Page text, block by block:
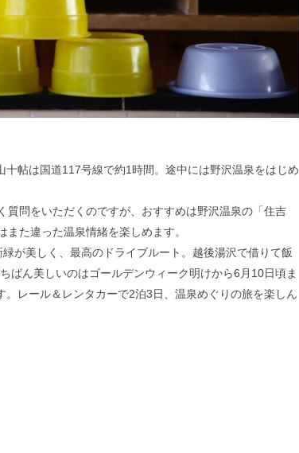
帖は国道117号線で約1時間。途中には野沢温泉をはじめ
質問をいただくのですが、おすすめは野沢温泉の「住吉
た違った温泉情緒を楽しめます。
が美しく、最高のドライブルート。越後湯沢で借りて飯
ばん美しいのはゴールデンウィーク明けから6月10日頃ま
レール＆レンタカーで2泊3日、温泉めぐりの旅を楽しん